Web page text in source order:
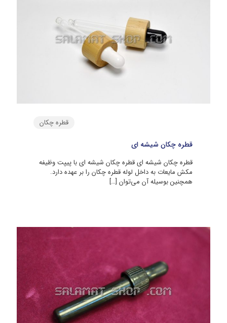
قطره چکان
قطره چکان شیشه ای
قطره چکان شیشه ای قطره چکان شیشه ای با پیپت وظیفه
مکش مایعات به داخل لوله قطره‌ چکان را بر عهده دارد.
همچنین بوسیله آن می‌توان […]